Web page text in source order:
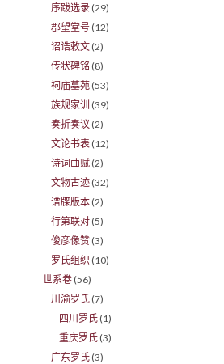
序跋选录 (29)
郡望堂号 (12)
诏诰敕文 (2)
传状碑铭 (8)
祠庙墓苑 (53)
族规家训 (39)
奏折奏议 (2)
文论书表 (12)
诗词曲赋 (2)
文物古迹 (32)
谱牒版本 (2)
行第联对 (5)
俊彦像赞 (3)
罗氏组织 (10)
世系卷 (56)
川渝罗氏 (7)
四川罗氏 (1)
重庆罗氏 (3)
广东罗氏 (3)